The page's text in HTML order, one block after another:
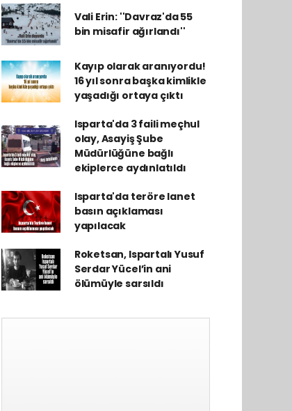
Vali Erin: ''Davraz'da 55
bin misafir ağırlandı''
Kayıp olarak aranıyordu!
16 yıl sonra başka kimlikle
yaşadığı ortaya çıktı
Isparta'da 3 faili meçhul
olay, Asayiş Şube
Müdürlüğüne bağlı
ekiplerce aydınlatıldı
Isparta'da teröre lanet
basın açıklaması
yapılacak
Roketsan, Ispartalı Yusuf
Serdar Yücel’in ani
ölümüyle sarsıldı